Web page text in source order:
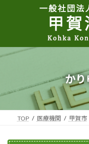
へ
プ
ョ
動
かり
TOP 医療機関 甲賀市